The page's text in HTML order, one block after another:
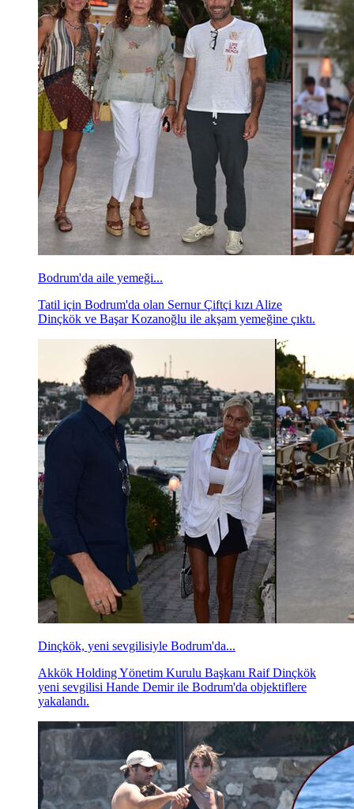
Bodrum'da aile yemeği...
Tatil için Bodrum'da olan Sernur Çiftçi kızı Alize
Dinçkök ve Başar Kozanoğlu ile akşam yemeğine çıktı.
Dinçkök, yeni sevgilisiyle Bodrum'da...
Akkök Holding Yönetim Kurulu Başkanı Raif Dinçkök
yeni sevgilisi Hande Demir ile Bodrum'da objektiflere
yakalandı.